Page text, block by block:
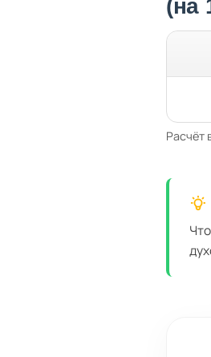
(на
Расчёт